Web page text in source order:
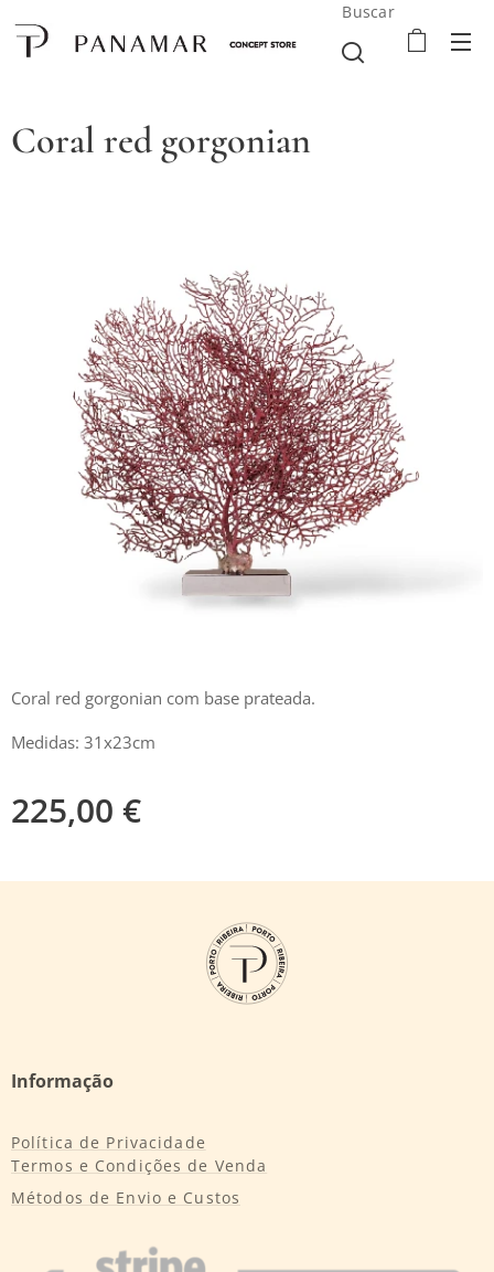
Buscar
Coral red gorgonian
Coral red gorgonian com base prateada.
Medidas: 31x23cm
225,00 €
Informação
Política de Privacidade
Termos e Condições de Venda
Métodos de Envio e Custos